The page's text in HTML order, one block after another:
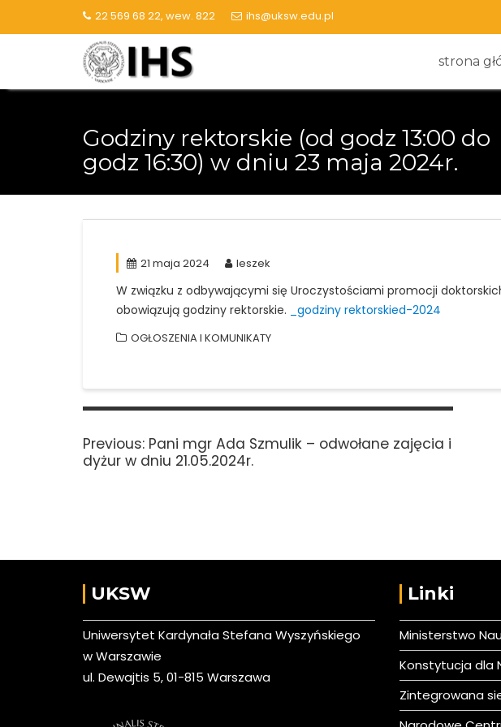
22 569 68 22, wew. 822 ihs@uksw.edu.pl
strona
Godziny rektorskie (od godz 13:00 do
godz 16:30) w dniu 23 maja 2024r.
21 maja 2024 leszek
W związku z odbywającymi się Uroczystościami promocji
obowiązują godziny rektorskie.
_godziny rektorskied-2024
OGŁOSZENIA I KOMUNIKATY
Nawigacja
Previous: Previous
post:
Pani mgr Ada Szmulik – odwołane zajęcia i
dyżur w dniu 21.05.2024r.
UKSW
Uniwersytet Kardynała Stefana Wyszyńskiego
w Warszawie
ul. Dewajtis 5, 01-815 Warszawa
Linki
Ministerstwo
Konstytucja dla
Zintegrowana